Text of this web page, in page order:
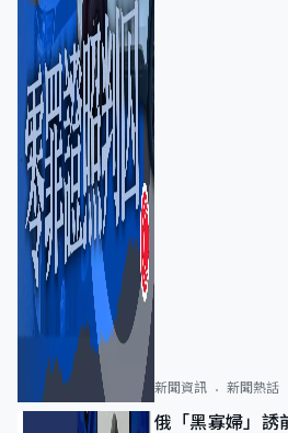
新聞資訊 新聞熱話
俄「黑寡婦」誘